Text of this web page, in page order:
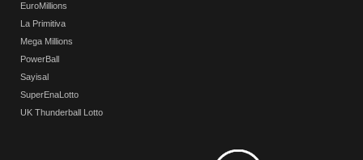
EuroMillions
La Primitiva
Mega Millions
PowerBall
Sayisal
SuperEnaLotto
UK Thunderball Lotto